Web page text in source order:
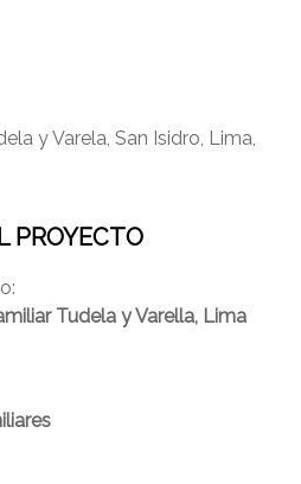
y Varela, San Isidro, Lima,
PROYECTO
Tudela y Varella, Lima